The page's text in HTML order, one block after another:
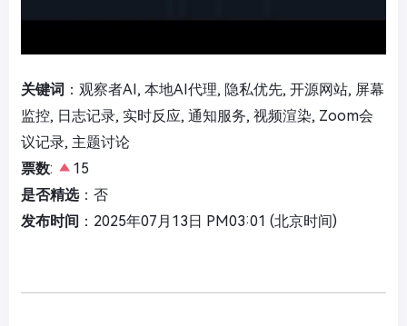
关键词 ：观察者AI, 本地AI代理, 隐私优先, 开源网站, 屏幕
监控, 日志记录, 实时反应, 通知服务, 视频渲染, Zoom会
议记录, 主题讨论
票数:
15
是否精选：否
发布时间 ：2025年07月13日 PM03:01 (北京时间)